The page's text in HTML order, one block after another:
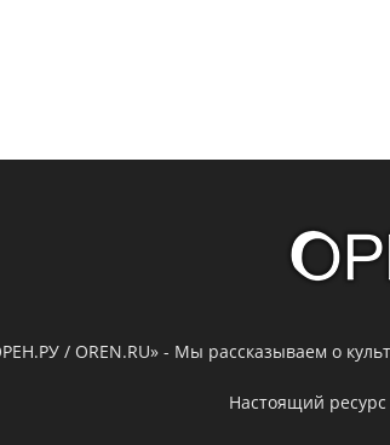
/ OREN.RU» - Мы рассказываем о
Настоящий